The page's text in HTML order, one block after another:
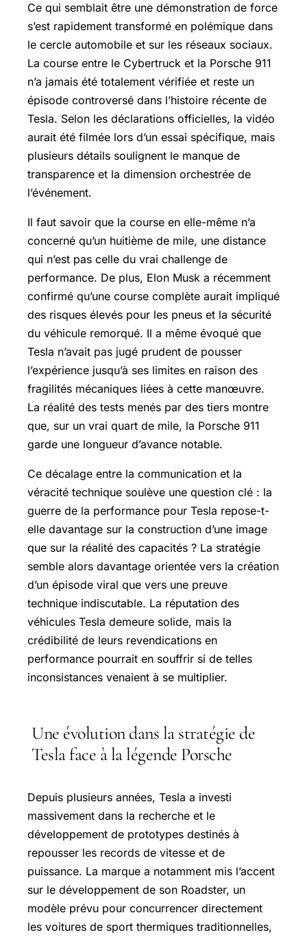
Ce qui semblait être une démonstration de force
s’est rapidement transformé en polémique dans
le cercle automobile et sur les réseaux sociaux.
La course entre le Cybertruck et la Porsche 911
n’a jamais été totalement vérifiée et reste un
épisode controversé dans l’histoire récente de
Tesla. Selon les déclarations officielles, la vidéo
aurait été filmée lors d’un essai spécifique, mais
plusieurs détails soulignent le manque de
transparence et la dimension orchestrée de
l’événement.
Il faut savoir que la course en elle-même n’a
concerné qu’un huitième de mile, une distance
qui n’est pas celle du vrai challenge de
performance. De plus, Elon Musk a récemment
confirmé qu’une course complète aurait impliqué
des risques élevés pour les pneus et la sécurité
du véhicule remorqué. Il a même évoqué que
Tesla n’avait pas jugé prudent de pousser
l’expérience jusqu’à ses limites en raison des
fragilités mécaniques liées à cette manœuvre.
La réalité des tests menés par des tiers montre
que, sur un vrai quart de mile, la Porsche 911
garde une longueur d’avance notable.
Ce décalage entre la communication et la
véracité technique soulève une question clé : la
guerre de la performance pour Tesla repose-t-
elle davantage sur la construction d’une image
que sur la réalité des capacités ? La stratégie
semble alors davantage orientée vers la création
d’un épisode viral que vers une preuve
technique indiscutable. La réputation des
véhicules Tesla demeure solide, mais la
crédibilité de leurs revendications en
performance pourrait en souffrir si de telles
inconsistances venaient à se multiplier.
Une évolution dans la stratégie de
Tesla face à la légende Porsche
Depuis plusieurs années, Tesla a investi
massivement dans la recherche et le
développement de prototypes destinés à
repousser les records de vitesse et de
puissance. La marque a notamment mis l’accent
sur le développement de son Roadster, un
modèle prévu pour concurrencer directement
les voitures de sport thermiques traditionnelles,